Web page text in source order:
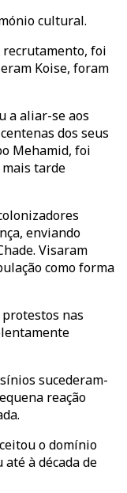
cultural.
recrutamento, foi
Koise, foram
a aliar-se aos
dos seus
Mehamid, foi
tarde
enviando
Visaram
como forma
nas
sucederam-
reação
o domínio
à década de